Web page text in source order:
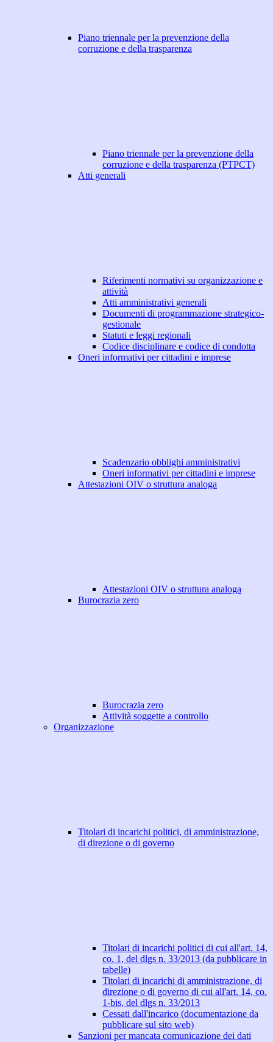
Piano triennale per la prevenzione della
corruzione e della trasparenza
Piano triennale per la prevenzione della
corruzione e della trasparenza (PTPCT)
Atti generali
Riferimenti normativi su organizzazione e
attività
Atti amministrativi generali
Documenti di programmazione strategico-
gestionale
Statuti e leggi regionali
Codice disciplinare e codice di condotta
Oneri informativi per cittadini e imprese
Scadenzario obblighi amministrativi
Oneri informativi per cittadini e imprese
Attestazioni OIV o struttura analoga
Attestazioni OIV o struttura analoga
Burocrazia zero
Burocrazia zero
Attività soggette a controllo
Organizzazione
Titolari di incarichi politici, di amministrazione,
di direzione o di governo
Titolari di incarichi politici di cui all'art. 14,
co. 1, del dlgs n. 33/2013 (da pubblicare in
tabelle)
Titolari di incarichi di amministrazione, di
direzione o di governo di cui all'art. 14, co.
1-bis, del dlgs n. 33/2013
Cessati dall'incarico (documentazione da
pubblicare sul sito web)
Sanzioni per mancata comunicazione dei dati